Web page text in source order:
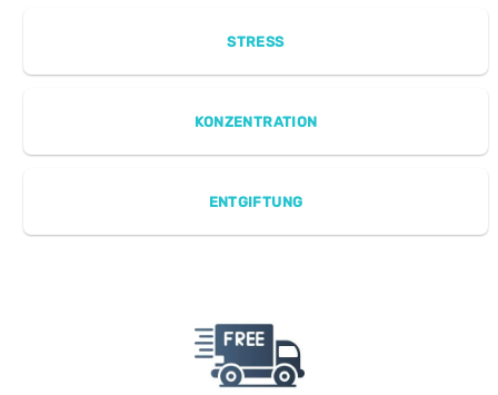
STRESS
KONZENTRATION
ENTGIFTUNG